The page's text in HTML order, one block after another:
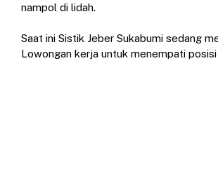
nampol di lidah.
Saat ini Sistik Jeber Sukabumi sedang
Lowongan kerja untuk menempati posisi